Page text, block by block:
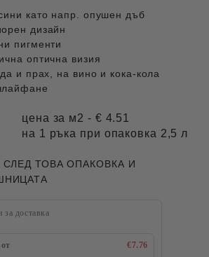
като напр. опушен дъб
дизайн
пигменти
оптична визия
и прах, на вино и кока-кола
цена за м2 - € 4.51
на 1 ръка при опаковка 2,5 л
СЛЕД ТОВА ОПАКОВКА И
доставка
€7.76